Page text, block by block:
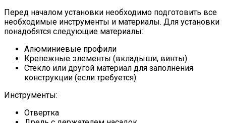
Перед началом установки необходимо подготовить все
необходимые инструменты и материалы. Для установки
понадобятся следующие материалы:
Алюминиевые профили
Крепежные элементы (вкладыши, винты)
Стекло или другой материал для заполнения
конструкции (если требуется)
Инструменты:
Отвертка